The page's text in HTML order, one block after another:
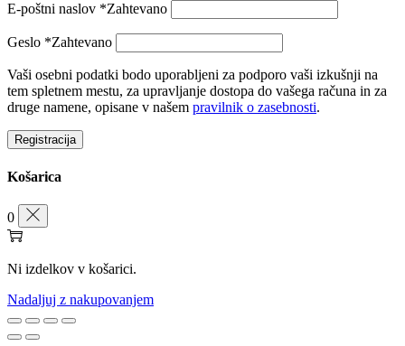
E-poštni naslov *Zahtevano
Geslo *Zahtevano
Vaši osebni podatki bodo uporabljeni za podporo vaši izkušnji na
tem spletnem mestu, za upravljanje dostopa do vašega računa in za
druge namene, opisane v našem pravilnik o zasebnosti.
Registracija
Košarica
0
Ni izdelkov v košarici.
Nadaljuj z nakupovanjem